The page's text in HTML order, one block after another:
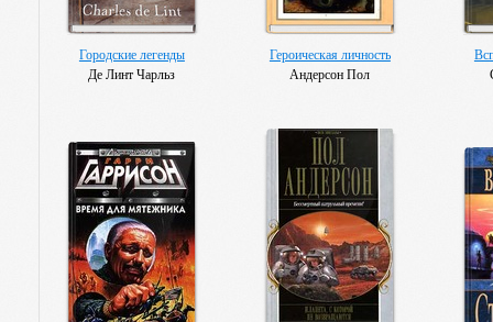
Городские легенды
Де Линт Чарльз
Героическая личность
Андерсон Пол